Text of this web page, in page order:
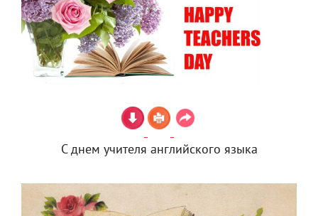
С днем учителя английского языка